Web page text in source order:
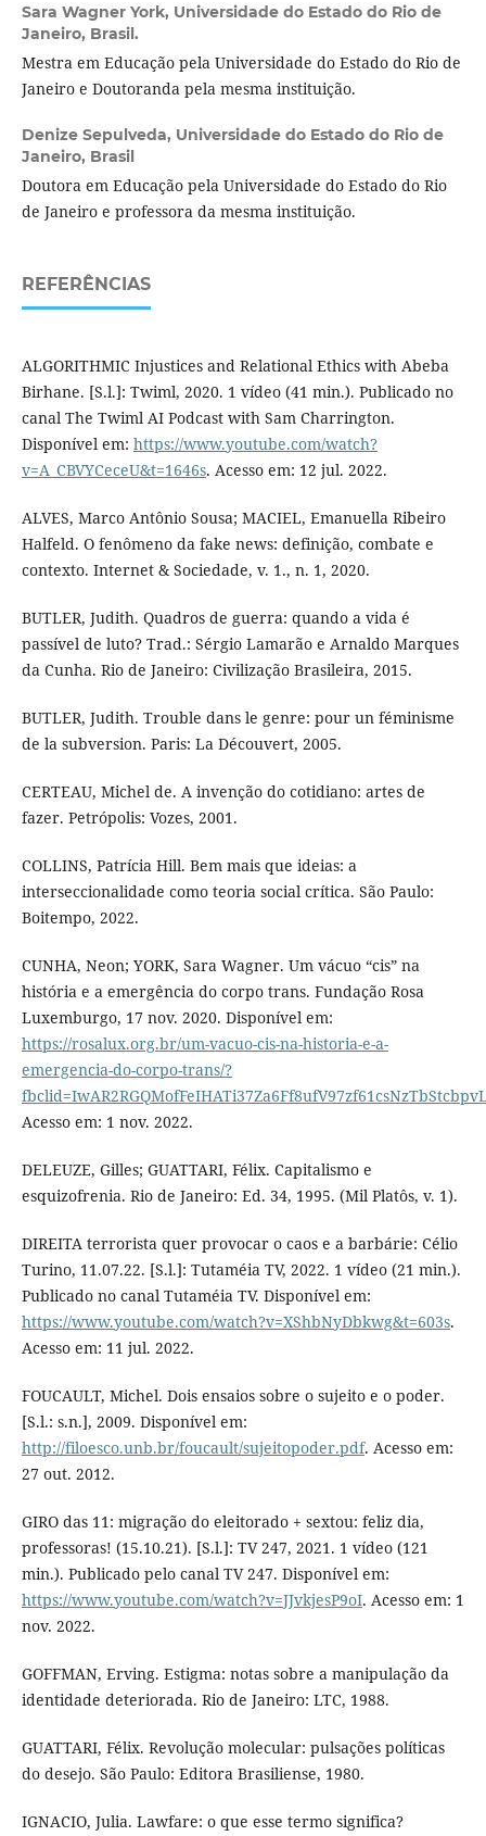
Sara Wagner York, Universidade do Estado do Rio de
Janeiro, Brasil.
Mestra em Educação pela Universidade do Estado do Rio de
Janeiro e Doutoranda pela mesma instituição.
Denize Sepulveda, Universidade do Estado do Rio de
Janeiro, Brasil
Doutora em Educação pela Universidade do Estado do Rio
de Janeiro e professora da mesma instituição.
REFERÊNCIAS
ALGORITHMIC Injustices and Relational Ethics with Abeba
Birhane. [S.l.]: Twiml, 2020. 1 vídeo (41 min.). Publicado no
canal The Twiml AI Podcast with Sam Charrington.
Disponível em: https://www.youtube.com/watch?
v=A_CBVYCeceU&t=1646s. Acesso em: 12 jul. 2022.
ALVES, Marco Antônio Sousa; MACIEL, Emanuella Ribeiro
Halfeld. O fenômeno da fake news: definição, combate e
contexto. Internet & Sociedade, v. 1., n. 1, 2020.
BUTLER, Judith. Quadros de guerra: quando a vida é
passível de luto? Trad.: Sérgio Lamarão e Arnaldo Marques
da Cunha. Rio de Janeiro: Civilização Brasileira, 2015.
BUTLER, Judith. Trouble dans le genre: pour un féminisme
de la subversion. Paris: La Découvert, 2005.
CERTEAU, Michel de. A invenção do cotidiano: artes de
fazer. Petrópolis: Vozes, 2001.
COLLINS, Patrícia Hill. Bem mais que ideias: a
interseccionalidade como teoria social crítica. São Paulo:
Boitempo, 2022.
CUNHA, Neon; YORK, Sara Wagner. Um vácuo “cis” na
história e a emergência do corpo trans. Fundação Rosa
Luxemburgo, 17 nov. 2020. Disponível em:
https://rosalux.org.br/um-vacuo-cis-na-historia-e-a-
emergencia-do-corpo-trans/?
Acesso em: 1 nov. 2022.
DELEUZE, Gilles; GUATTARI, Félix. Capitalismo e
esquizofrenia. Rio de Janeiro: Ed. 34, 1995. (Mil Platôs, v. 1).
DIREITA terrorista quer provocar o caos e a barbárie: Célio
Turino, 11.07.22. [S.l.]: Tutaméia TV, 2022. 1 vídeo (21 min.).
Publicado no canal Tutaméia TV. Disponível em:
https://www.youtube.com/watch?v=XShbNyDbkwg&t=603s.
Acesso em: 11 jul. 2022.
FOUCAULT, Michel. Dois ensaios sobre o sujeito e o poder.
[S.l.: s.n.], 2009. Disponível em:
http://filoesco.unb.br/foucault/sujeitopoder.pdf. Acesso em:
27 out. 2012.
GIRO das 11: migração do eleitorado + sextou: feliz dia,
professoras! (15.10.21). [S.l.]: TV 247, 2021. 1 vídeo (121
min.). Publicado pelo canal TV 247. Disponível em:
https://www.youtube.com/watch?v=JJvkjesP9oI. Acesso em: 1
nov. 2022.
GOFFMAN, Erving. Estigma: notas sobre a manipulação da
identidade deteriorada. Rio de Janeiro: LTC, 1988.
GUATTARI, Félix. Revolução molecular: pulsações políticas
do desejo. São Paulo: Editora Brasiliense, 1980.
IGNACIO, Julia. Lawfare: o que esse termo significa?